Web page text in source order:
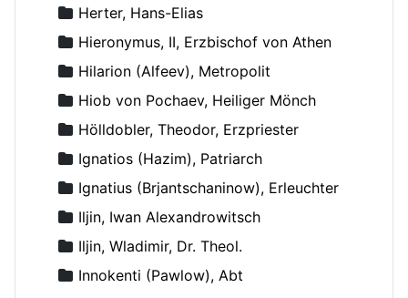
Herter, Hans-Elias
Hieronymus, II, Erzbischof von Athen
Hilarion (Alfeev), Metropolit
Hiob von Pochaev, Heiliger Mönch
Hölldobler, Theodor, Erzpriester
Ignatios (Hazim), Patriarch
Ignatius (Brjantschaninow), Erleuchter
Iljin, Iwan Alexandrowitsch
Iljin, Wladimir, Dr. Theol.
Innokenti (Pawlow), Abt